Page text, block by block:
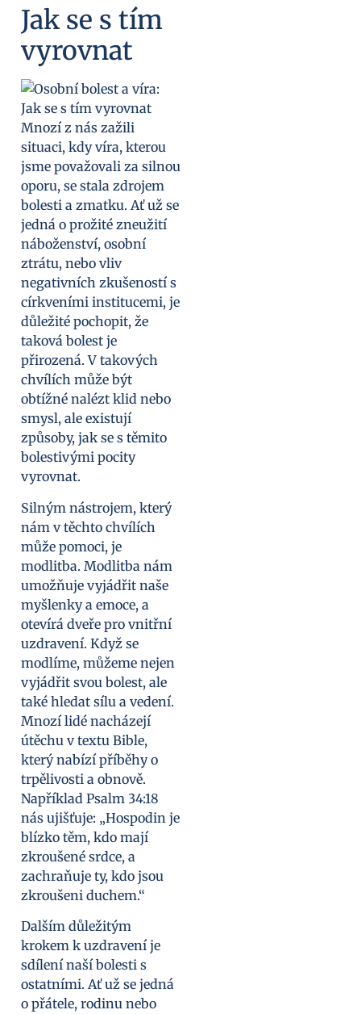
Jak se s tím
vyrovnat
Mnozí z nás zažili
situaci, kdy víra, kterou
jsme považovali za silnou
oporu, se stala zdrojem
bolesti a zmatku. Ať už se
jedná o prožité zneužití
náboženství, osobní
ztrátu, nebo vliv
negativních zkušeností s
církveními institucemi, je
důležité pochopit, že
taková bolest je
přirozená. V takových
chvílích může být
obtížné nalézt klid nebo
smysl, ale existují
způsoby, jak se s těmito
bolestivými pocity
vyrovnat.
Silným nástrojem, který
nám v těchto chvílích
může pomoci, je
modlitba. Modlitba nám
umožňuje vyjádřit naše
myšlenky a emoce, a
otevírá dveře pro vnitřní
uzdravení. Když se
modlíme, můžeme nejen
vyjádřit svou bolest, ale
také hledat sílu a vedení.
Mnozí lidé nacházejí
útěchu v textu Bible,
který nabízí příběhy o
trpělivosti a obnově.
Například Psalm 34:18
nás ujišťuje: „Hospodin je
blízko těm, kdo mají
zkroušené srdce, a
zachraňuje ty, kdo jsou
zkroušeni duchem.“
Dalším důležitým
krokem k uzdravení je
sdílení naší bolesti s
ostatními. Ať už se jedná
o přátele, rodinu nebo